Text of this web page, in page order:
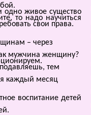
одно живое существо
то надо научиться
свои права.
– через
мужчина женщину?
тем
каждый месяц
воспитание детей